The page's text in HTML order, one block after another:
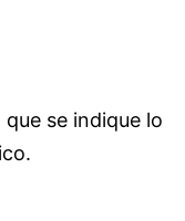
se indique lo